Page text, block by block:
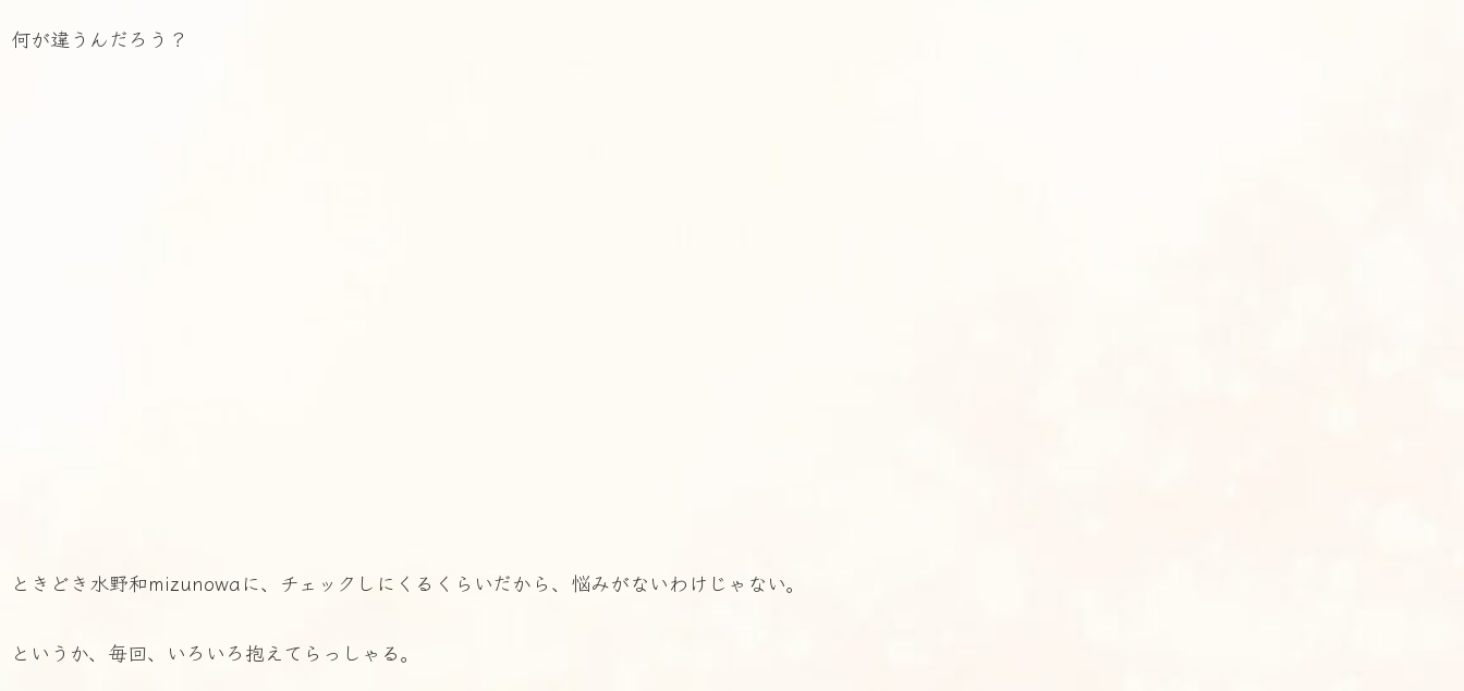
何が違うんだろう？
ときどき水野和mizunowaに、チェックしにくるくらいだから、悩みがないわけじゃない。
というか、毎回、いろいろ抱えてらっしゃる。